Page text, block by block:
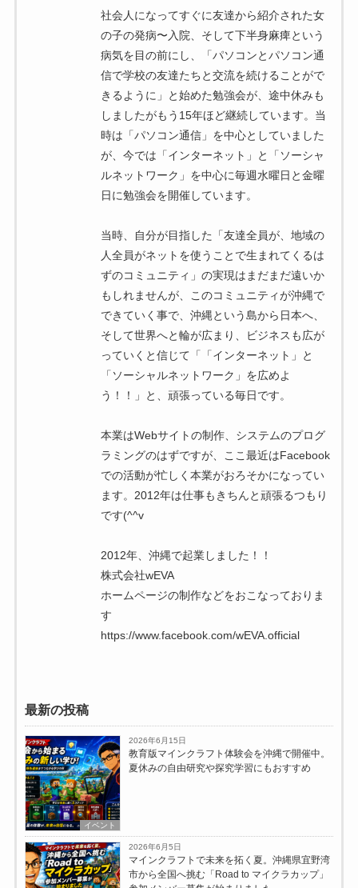
社会人になってすぐに友達から紹介された女
の子の発病〜入院、そして下半身麻痺という
病気を目の前にし、「パソコンとパソコン通
信で学校の友達たちと交流を続けることがで
きるように」と始めた勉強会が、途中休みも
しましたがもう15年ほど継続しています。当
時は「パソコン通信」を中心としていました
が、今では「インターネット」と「ソーシャ
ルネットワーク」を中心に毎週水曜日と金曜
日に勉強会を開催しています。
当時、自分が目指した「友達全員が、地域の
人全員がネットを使うことで生まれてくるは
ずのコミュニティ」の実現はまだまだ遠いか
もしれませんが、このコミュニティが沖縄で
できていく事で、沖縄という島から日本へ、
そして世界へと輪が広まり、ビジネスも広が
っていくと信じて「「インターネット」と
「ソーシャルネットワーク」を広めよ
う！！」と、頑張っている毎日です。
本業はWebサイトの制作、システムのプログ
ラミングのはずですが、ここ最近はFacebook
での活動が忙しく本業がおろそかになってい
ます。2012年は仕事もきちんと頑張るつもり
です(^^v
2012年、沖縄で起業しました！！
株式会社wEVA
ホームページの制作などをおこなっておりま
す
https://www.facebook.com/wEVA.official
最新の投稿
イベント
2026年6月15日
教育版マインクラフト体験会を沖縄で開催中。
夏休みの自由研究や探究学習にもおすすめ
2026年6月5日
マインクラフトで未来を拓く夏。沖縄県宜野湾
市から全国へ挑む「Road to マイクラカップ」